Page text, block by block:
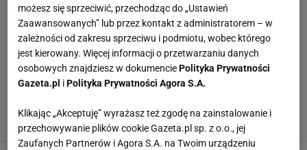
możesz się sprzeciwić, przechodząc do „Ustawień
Zaawansowanych” lub przez kontakt z administratorem – w
zależności od zakresu sprzeciwu i podmiotu, wobec którego
jest kierowany. Więcej informacji o przetwarzaniu danych
osobowych znajdziesz w dokumenciePolityka Prywatności
Gazeta.pl iPolityka Prywatności Agora S.A.
Klikając „Akceptuję” wyrażasz też zgodę na zainstalowanie i
przechowywanie plików cookie Gazeta.pl sp. z o.o., jej
Zaufanych Partnerów i Agora S.A. na Twoim urządzeniu